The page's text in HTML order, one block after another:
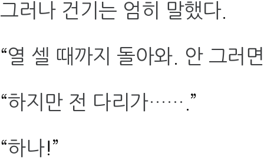
그러나 건기는 엄히 말했다.
“열 셀 때까지 돌아와. 안 그러
“하지만 전 다리가…… .”
“하나!”